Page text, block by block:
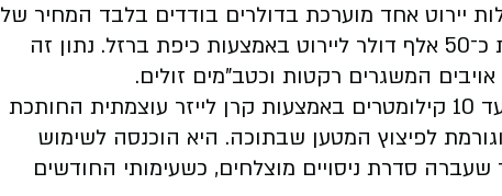
של כ-100 קילוואט. עלות יירוט אחד מוערכת בדולרים בודדים בלבד המחיר של
צריכת החשמל הנדרשת להפעלתה, לעומת כ־50 אלף דולר ליירוט באמצעות כיפת ברזל. נתון זה
המשגרים רקטות וכטב”מים זולים.
המערכת מסוגלת ליירט איומים בטווח של עד 10 קילומטרים באמצעות קרן לייזר עוצמתית החותכת
לפיצוץ המטען שבתוכה. היא הוכנסה לשימוש
סדרת ניסויים מוצלחים, כשעימותי החודשים